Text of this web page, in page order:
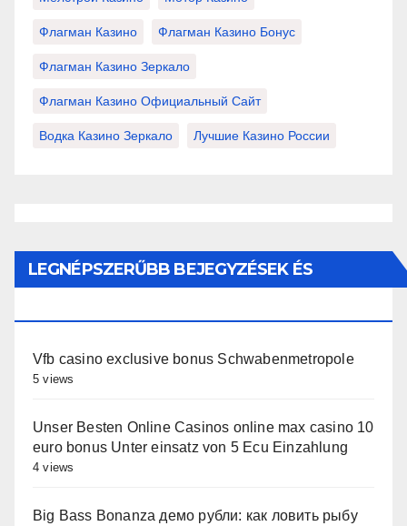
Флагман Казино Флагман Казино Бонус
Флагман Казино Зеркало
Флагман Казино Официальный Сайт
Водка Казино Зеркало Лучшие Казино России
LEGNÉPSZERŰBB BEJEGYZÉSEK ÉS
Vfb casino exclusive bonus Schwabenmetropole
5 views
Unser Besten Online Casinos online max casino 10
euro bonus Unter einsatz von 5 Ecu Einzahlung
4 views
Big Bass Bonanza демо рубли: как ловить рыбу